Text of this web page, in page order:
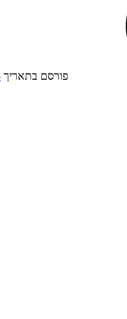
פורסם בתאריך